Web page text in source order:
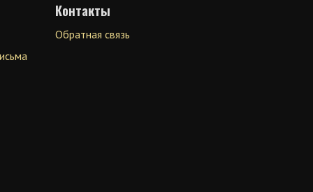
Контакты
Обратная связь